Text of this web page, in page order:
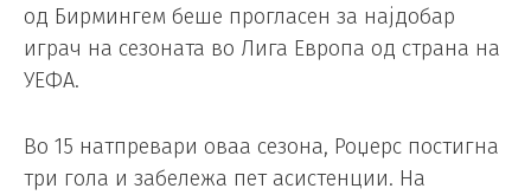
од Бирмингем беше прогласен за најдобар
играч на сезоната во Лига Европа од страна на
УЕФА.
Во 15 натпревари оваа сезона, Роџерс постигна
три гола и забележа пет асистенции. На